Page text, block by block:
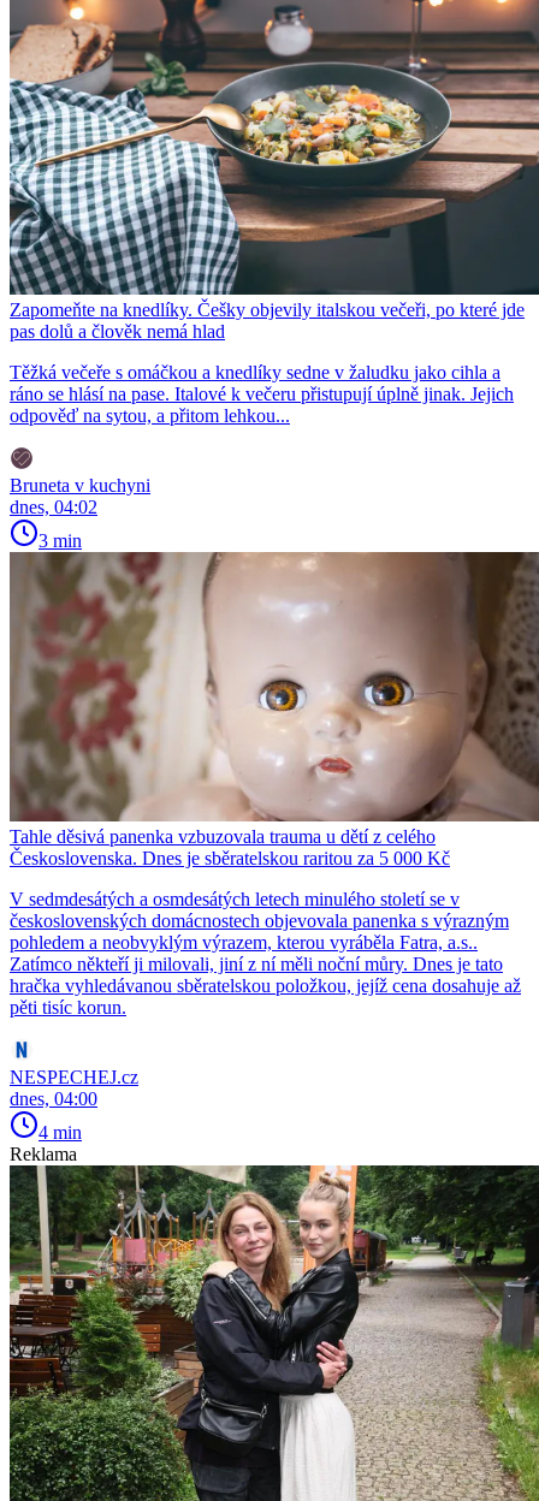
Zapomeňte na knedlíky. Češky objevily italskou večeři, po které jde
pas dolů a člověk nemá hlad
Těžká večeře s omáčkou a knedlíky sedne v žaludku jako cihla a
ráno se hlásí na pase. Italové k večeru přistupují úplně jinak. Jejich
odpověď na sytou, a přitom lehkou...
Bruneta v kuchyni
dnes, 04:02
3 min
Tahle děsivá panenka vzbuzovala trauma u dětí z celého
Československa. Dnes je sběratelskou raritou za 5 000 Kč
V sedmdesátých a osmdesátých letech minulého století se v
československých domácnostech objevovala panenka s výrazným
pohledem a neobvyklým výrazem, kterou vyráběla Fatra, a.s..
Zatímco někteří ji milovali, jiní z ní měli noční můry. Dnes je tato
hračka vyhledávanou sběratelskou položkou, jejíž cena dosahuje až
pěti tisíc korun.
NESPECHEJ.cz
dnes, 04:00
4 min
Reklama